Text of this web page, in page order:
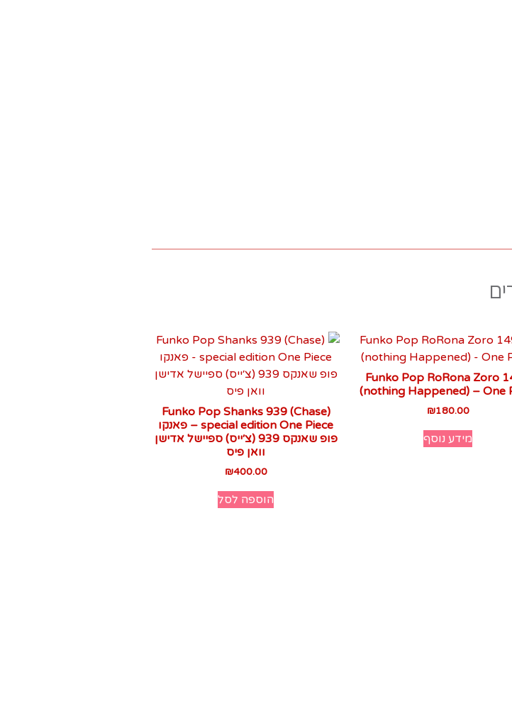
Funko Pop RoRona Zoro
(nothing Happened) – One
₪180.00
מידע נוסף
Funko Pop Shanks 939 (Chase)
special edition One Piece – פאנקו
פופ שאנקס 939 (צ׳ייס) ספיישל אדישן
וואן פיס
₪400.00
הוספה לסל